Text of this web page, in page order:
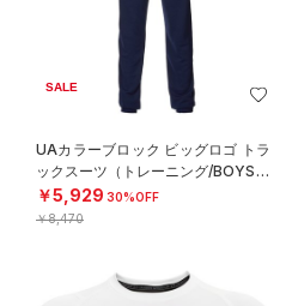
SALE
UAカラーブロック ビッグロゴ トラ
ックスーツ（トレーニング/BOYS）
￥5,929 30%OFF
￥8,470